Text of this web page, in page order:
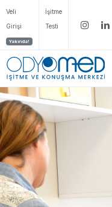
Veli
Girişi
Yakında!
İşitme
Testi